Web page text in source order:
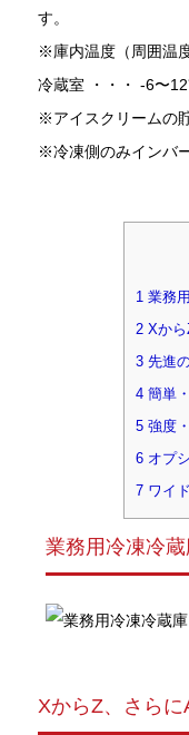
す。
※庫内温度（周囲温
冷蔵室 ・・・ -6〜
※アイスクリームの
※冷凍側のみインバ
1業務用
2Xから
3先進
4簡単
5強度
6オプ
7ワイ
業務用冷凍冷蔵
XからZ、さらに